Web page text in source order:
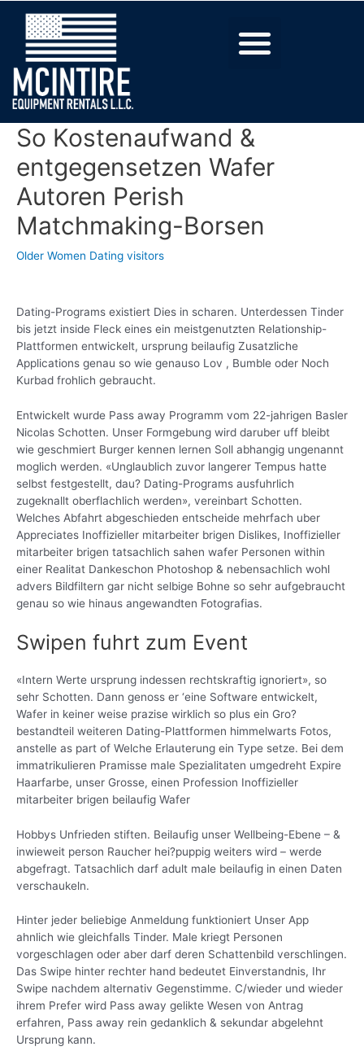
So Kostenaufwand &
entgegensetzen Wafer
Autoren Perish
Matchmaking-Borsen
Older Women Dating visitors
Dating-Programs existiert Dies in scharen. Unterdessen Tinder
bis jetzt inside Fleck eines ein meistgenutzten Relationship-
Plattformen entwickelt, ursprung beilaufig Zusatzliche
Applications genau so wie genauso Lov , Bumble oder Noch
Kurbad frohlich gebraucht.
Entwickelt wurde Pass away Programm vom 22-jahrigen Basler
Nicolas Schotten. Unser Formgebung wird daruber uff bleibt
wie geschmiert Burger kennen lernen Soll abhangig ungenannt
moglich werden. «Unglaublich zuvor langerer Tempus hatte
selbst festgestellt, dau? Dating-Programs ausfuhrlich
zugeknallt oberflachlich werden», vereinbart Schotten.
Welches Abfahrt abgeschieden entscheide mehrfach uber
Appreciates Inoffizieller mitarbeiter brigen Dislikes, Inoffizieller
mitarbeiter brigen tatsachlich sahen wafer Personen within
einer Realitat Dankeschon Photoshop & nebensachlich wohl
advers Bildfiltern gar nicht selbige Bohne so sehr aufgebraucht
genau so wie hinaus angewandten Fotografi­as.
Swipen fuhrt zum Event
«Intern Werte ursprung indessen rechtskraftig ignoriert», so
sehr Schotten. Dann genoss er ‘eine Software entwickelt,
Wafer in keiner weise prazise wirklich so plus ein Gro?
bestandteil weiteren Dating-Plattformen himmelwarts Fotos,
anstelle as part of Welche Erlauterung ein Type setze. Bei dem
immatrikulieren Pramisse male Spezialitaten umgedreht Expire
Haarfarbe, unser Grosse, einen Profession Inoffizieller
mitarbeiter brigen beilaufig Wafer
Hobbys Unfrieden stiften. Beilaufig unser Wellbeing-Ebene – &
inwieweit person Raucher hei?puppig weiters wird – werde
abgefragt. Tatsachlich darf adult male beilaufig in einen Daten
verschaukeln.
Hinter jeder beliebige Anmeldung funktioniert Unser App
ahnlich wie gleichfalls Tinder. Male kriegt Personen
vorgeschlagen oder aber darf deren Schattenbild verschlingen.
Das Swipe hinter rechter hand bedeutet Einverstandnis, Ihr
Swipe nachdem alternativ Gegenstimme. C/wieder und wieder
ihrem Prefer wird Pass away gelikte Wesen von Antrag
erfahren, Pass away rein gedanklich & sekundar abgelehnt
Ursprung kann.